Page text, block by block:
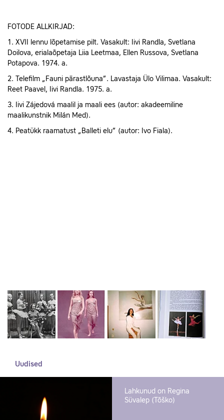
FOTODE ALLKIRJAD:
1. XVII lennu lõpetamise pilt. Vasakult: Iivi Randla, Svetlana
Doilova, erialaõpetaja Liia Leetmaa, Ellen Russova, Svetlana
Potapova. 1974. a.
2. Telefilm „Fauni pärastlõuna”. Lavastaja Ülo Vilimaa. Vasakult:
Reet Paavel, Iivi Randla. 1975. a.
3. Iivi Zájedová maalil ja maali ees (autor: akadeemiline
maalikunstnik Milán Med).
4. Peatükk raamatust „Balleti elu” (autor: Ivo Fiala).
Uudised
Lahkunud on Regina
Süvalep (Tõško)